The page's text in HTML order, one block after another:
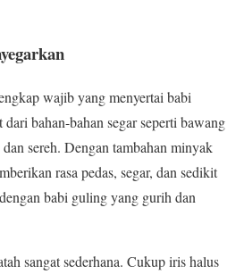
wajib yang menyertai babi
bahan-bahan segar seperti bawang
sereh. Dengan tambahan minyak
rasa pedas, segar, dan sedikit
babi guling yang gurih dan
sangat sederhana. Cukup iris halus